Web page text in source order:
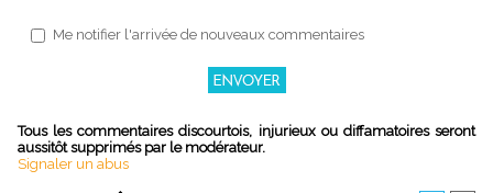
Me notifier l'arrivée de nouveaux commentaires
Tous les commentaires discourtois, injurieux ou diffamatoires seront
aussitôt supprimés par le modérateur.
Signaler un abus